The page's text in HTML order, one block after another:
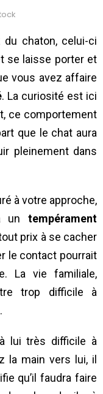
du chaton, celui-ci
se laisse porter et
vous avez affaire
. La curiosité est ici
ce comportement
que le chat aura
pleinement dans
à votre approche,
un tempérament
prix à se cacher
le contact pourrait
La vie familiale,
trop difficile à
lui très difficile à
la main vers lui, il
qu’il faudra faire